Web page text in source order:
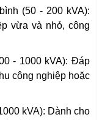
(50 - 200 kVA):
vừa và nhỏ, công
- 1000 kVA): Đáp
công nghiệp hoặc
kVA): Dành cho